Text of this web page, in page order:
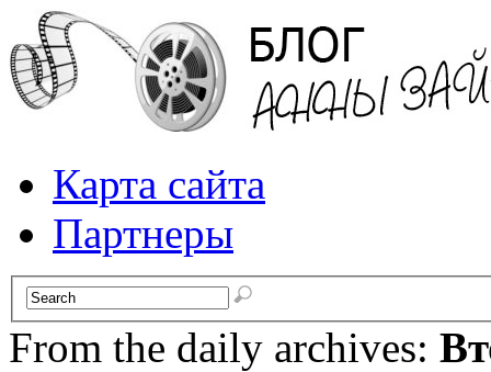
Карта сайта
Партнеры
From the daily archives: